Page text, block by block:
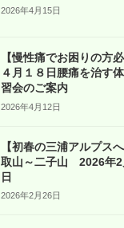
2026年4月15日
【慢性痛でお困りの方必
４月１８日腰痛を治す
習会のご案内
2026年4月12日
【初春の三浦アルプス
取山～二子山 2026年2
日
2026年2月26日